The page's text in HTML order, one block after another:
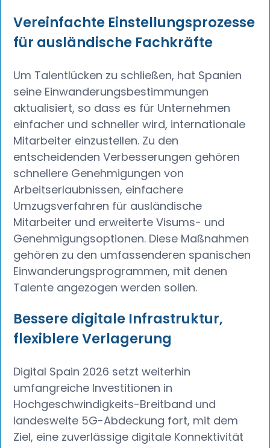
Vereinfachte Einstellungsprozesse
für ausländische Fachkräfte
Um Talentlücken zu schließen, hat Spanien
seine Einwanderungsbestimmungen
aktualisiert, so dass es für Unternehmen
einfacher und schneller wird, internationale
Mitarbeiter einzustellen. Zu den
entscheidenden Verbesserungen gehören
schnellere Genehmigungen von
Arbeitserlaubnissen, einfachere
Umzugsverfahren für ausländische
Mitarbeiter und erweiterte Visums- und
Genehmigungsoptionen. Diese Maßnahmen
gehören zu den umfassenderen spanischen
Einwanderungsprogrammen, mit denen
Talente angezogen werden sollen.
Bessere digitale Infrastruktur,
flexiblere Verlagerung
Digital Spain 2026 setzt weiterhin
umfangreiche Investitionen in
Hochgeschwindigkeits-Breitband und
landesweite 5G-Abdeckung fort, mit dem
Ziel, eine zuverlässige digitale Konnektivität